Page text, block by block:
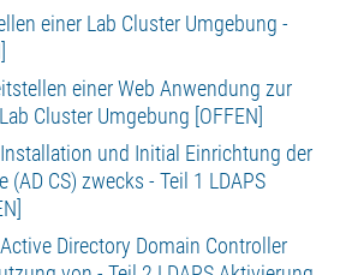
einer Lab Cluster Umgebung -
einer Web Anwendung zur
Cluster Umgebung [OFFEN]
und Initial Einrichtung der
CS) zwecks - Teil 1 LDAPS
Directory Domain Controller